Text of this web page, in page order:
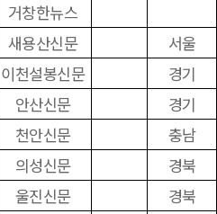
거창한뉴스
새용산신문
서울
이천설봉신문
경기
안산신문
경기
천안신문
충남
의성신문
경북
울진신문
경북